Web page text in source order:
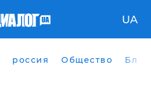
UA
россия Общество